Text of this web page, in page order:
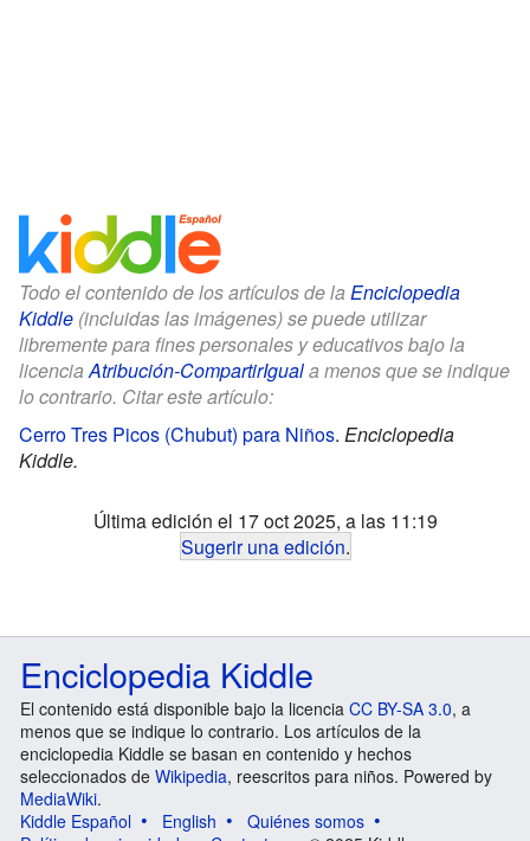
Todo el contenido de los artículos de la Enciclopedia
Kiddle (incluidas las imágenes) se puede utilizar
libremente para fines personales y educativos bajo la
licenciaAtribución-CompartirIguala menos que se indique
lo contrario. Citar este artículo:
Cerro Tres Picos (Chubut) para Niños. Enciclopedia
Kiddle.
Última edición el 17 oct 2025, a las 11:19
Sugerir una edición.
Enciclopedia Kiddle
El contenido está disponible bajo la licencia CC BY-SA 3.0, a
menos que se indique lo contrario. Los artículos de la
enciclopedia Kiddle se basan en contenido y hechos
seleccionados de Wikipedia, reescritos para niños. Powered by
MediaWiki.
Kiddle Español
English
Quiénes somos